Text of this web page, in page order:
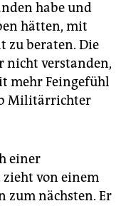
habe und
hätten, mit
zu beraten. Die
nicht verstanden,
mehr Feingefühl
Militärrichter
einer
von einem
zum nächsten. Er